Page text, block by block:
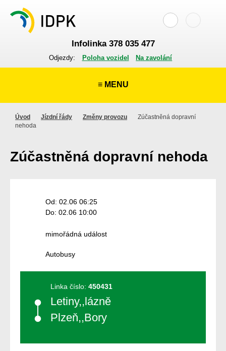
Infolinka 378 035 477
Odjezdy: Poloha vozidel Na zavolání
≡ MENU
Úvod Jízdní řády Změny provozu
Zúčastněná dopravní
nehoda
Zúčastněná dopravní nehoda
Od: 02.06 06:25
Do: 02.06 10:00
mimořádná událost
Autobusy
Linka číslo: 450431
Letiny,,lázně
Plzeň,,Bory